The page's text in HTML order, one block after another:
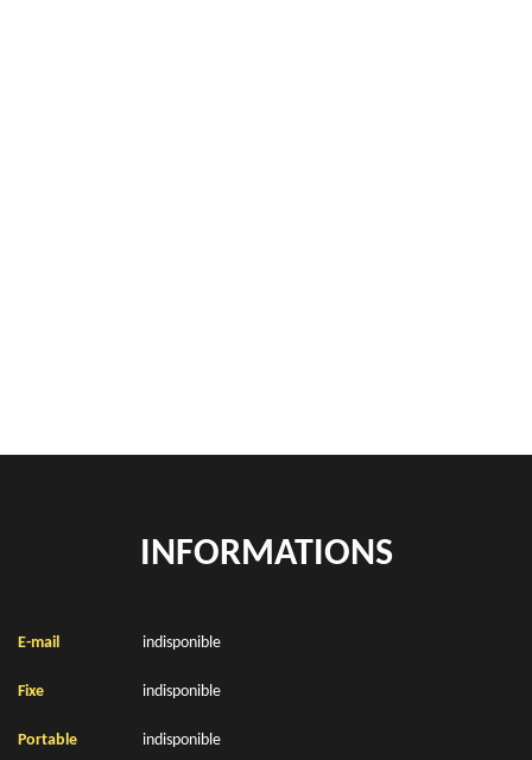
INFORMATIONS
E-mail indisponible
Fixe indisponible
Portable indisponible